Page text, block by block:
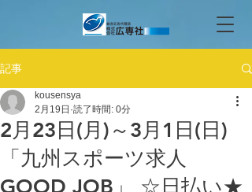
記事
2月23日(月)～3月1日(日)
「九州スポーツ求人
GOOD JOB」 ☆日払い★
kousensya
2月19日 読了時間: 0分